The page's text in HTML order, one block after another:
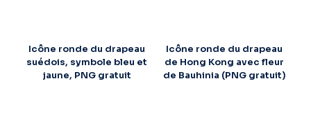
Icône ronde du drapeau
suédois, symbole bleu et
jaune, PNG gratuit
Icône ronde du drapeau
de Hong Kong avec fleur
de Bauhinia (PNG gratuit)